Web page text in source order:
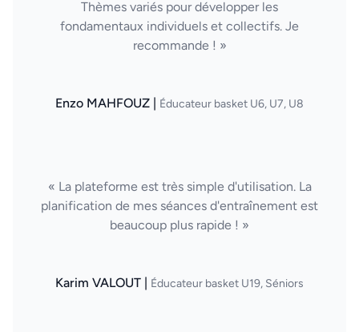
Thèmes variés pour développer les
fondamentaux individuels et collectifs. Je
recommande ! »
Enzo MAHFOUZ | Éducateur basket U6, U7, U8
« La plateforme est très simple d'utilisation. La
planification de mes séances d'entraînement est
beaucoup plus rapide ! »
Karim VALOUT | Éducateur basket U19, Séniors